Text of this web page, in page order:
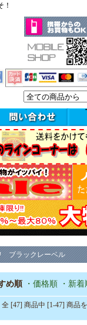
ブラックレーベル
め順 ・価格順 ・新着
全 [47] 商品中 [1-47] 商品